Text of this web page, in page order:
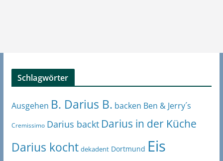
Schlagwörter
Ausgehen B. Darius B. backen Ben & Jerry´s
Cremissimo Darius backt Darius in der Küche
Darius kocht dekadent Dortmund Eis